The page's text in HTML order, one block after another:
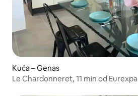
Kuća – Genas
Le Chardonneret, 11 min od Eurexpa